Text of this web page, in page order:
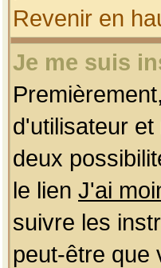
Revenir en
Je me suis
d'utilisateur
deux
le lien J'ai
suivre les
peut-être que